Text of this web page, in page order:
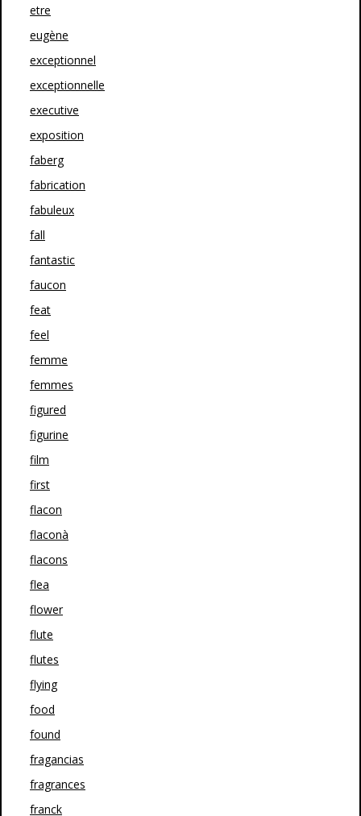
etre
eugène
exceptionnel
exceptionnelle
executive
exposition
faberg
fabrication
fabuleux
fall
fantastic
faucon
feat
feel
femme
femmes
figured
figurine
film
first
flacon
flaconà
flacons
flea
flower
flute
flutes
flying
food
found
fragancias
fragrances
franck